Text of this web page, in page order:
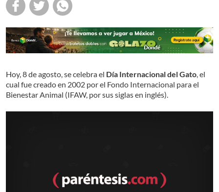
Hoy, 8 de agosto, se celebra el Día Internacional del Gato , el
cual fue creado en 2002 por el Fondo Internacional para el
Bienestar Animal (IFAW, por sus siglas en inglés).